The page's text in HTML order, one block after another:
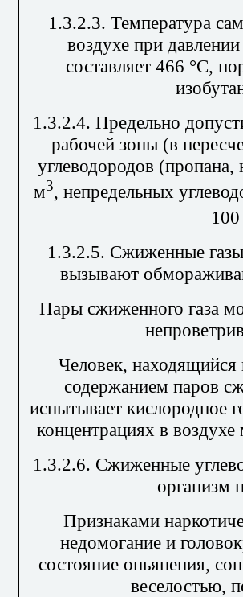
1.3.2.3. Температура
воздухе при
составляет 466 °С,
1.3.2.4. Предельно
рабочей зоны (в
углеводородов
м3, непредельных
1.3.2.5. Сжиженные
вызывают
Пары сжиженного газа
Человек,
содержанием паров
испытывает кислородное
концентрациях в
1.3.2.6. Сжиженные
организм
Признаками
недомогание и
состояние опьянения,
веселостью,